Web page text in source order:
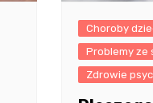
Choroby
Problemy ze
Zdrowie